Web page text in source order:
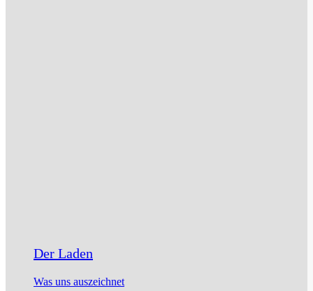
Der Laden
Was uns auszeichnet